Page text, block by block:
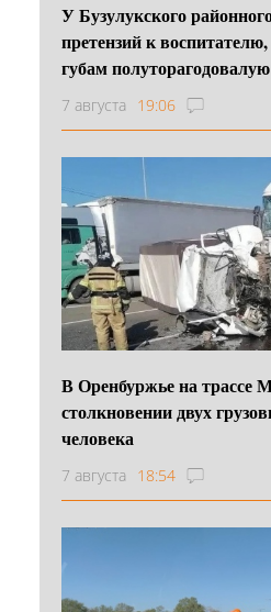
У Бузулукского
претензий к
губам
7 августа 19:06
В Оренбуржье на трассе
столкновении двух
человека
7 августа 18:54